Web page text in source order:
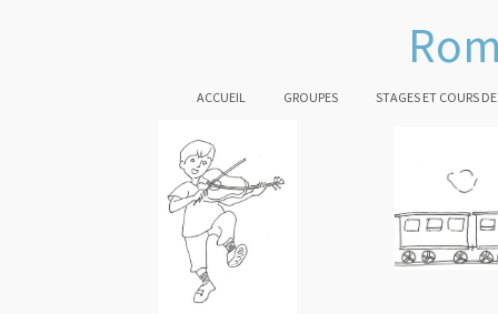
ACCUEIL GROUPES STAGES ET COURS